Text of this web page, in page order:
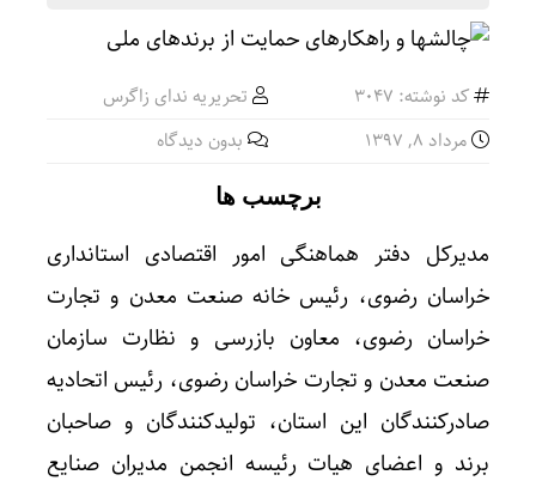
کد نوشته: 3047
تحریریه ندای زاگرس
مرداد ۸, ۱۳۹۷
بدون دیدگاه
برچسب ها
مدیرکل دفتر هماهنگی امور اقتصادی استانداری
خراسان رضوی، رئیس خانه صنعت معدن و تجارت
خراسان رضوی، معاون بازرسی و نظارت سازمان
صنعت معدن و تجارت خراسان رضوی، رئیس اتحادیه
صادرکنندگان این استان، تولیدکنندگان و صاحبان
برند و اعضای هیات رئیسه انجمن مدیران صنایع